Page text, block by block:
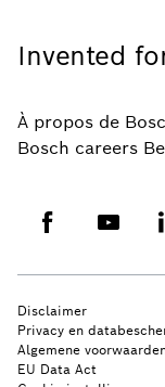
Invented
À propos de
Bosch careers
Disclaimer
Privacy en
Algemene
EU Data Act